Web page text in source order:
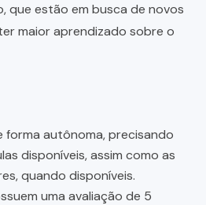
que estão em busca de novos
maior aprendizado sobre o
forma autônoma, precisando
disponíveis, assim como as
quando disponíveis.
uma avaliação de 5